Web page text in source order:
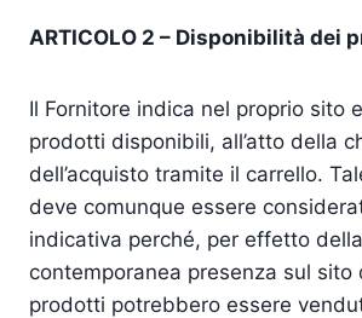
ARTICOLO 2 – Disponibilità dei
Il Fornitore indica nel proprio sito
prodotti disponibili, all’atto della
dell’acquisto tramite il carrello.
deve comunque essere
indicativa perché, per effetto della
contemporanea presenza sul sito
prodotti potrebbero essere